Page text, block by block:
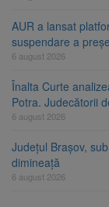
AUR a lansat
suspendare a
6 august 2026
Înalta Curte
Potra. Judecătorii
6 august 2026
Județul Brașov,
dimineață
6 august 2026